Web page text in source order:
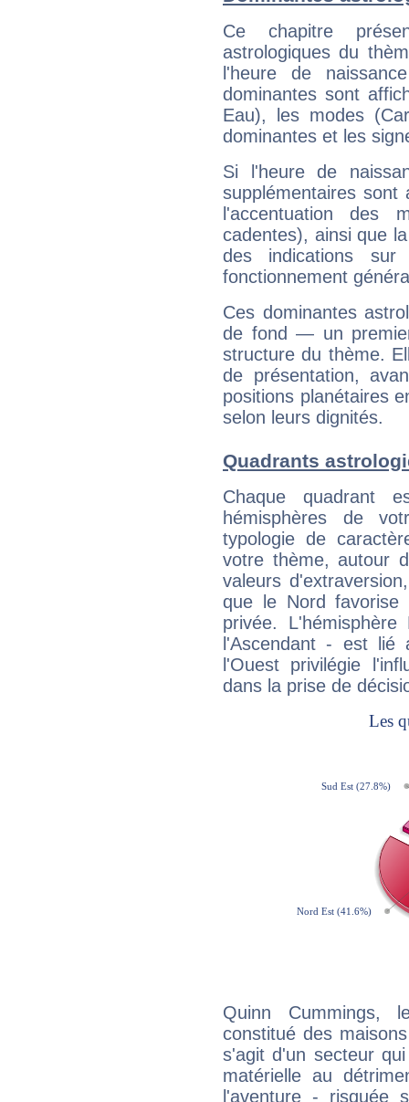
Ce chapitre
astrologiques du
l'heure de
dominantes sont
Eau), les modes
dominantes et les
Si l'heure de
supplémentaires sont
l'accentuation des
cadentes), ainsi que
des indications sur
fonctionnement
Ces dominantes
de fond — un
structure du thème.
de présentation,
positions planétaires
selon leurs dignités.
Quadrants
Chaque quadrant
hémisphères de
typologie de
votre thème, autour
valeurs
que le Nord favorise
privée.
l'Ascendant - est
l'Ouest privilégie
dans la prise de
Quinn Cummings,
constitué des
s'agit d'un secteur
matérielle au
l'aventure - risquée